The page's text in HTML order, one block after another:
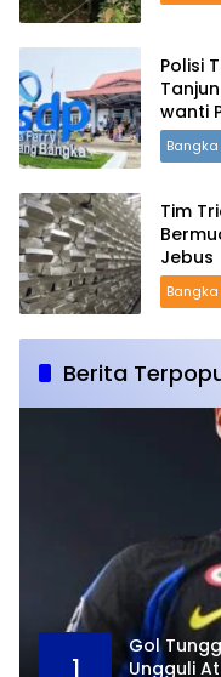
Polisi
wanti
Tim
Jebus
Berita
1
Gol
Ungguli